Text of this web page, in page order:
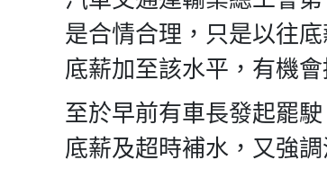
是合情合理，只是以往
底薪加至該水平，有機會
至於早前有車長發起罷
底薪及超時補水，又強